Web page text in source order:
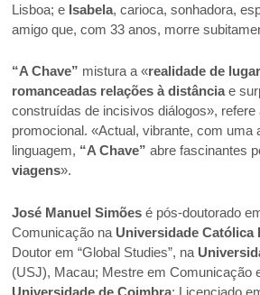
Lisboa; e Isabela, carioca, sonhadora,
amigo que, com 33 anos, morre
“A Chave” mistura a «realidade de
romanceadas relações à distânciae
construídas de incisivos diálogos», refere
promocional. «Actual, vibrante, com uma
linguagem, “A Chave” abre fascinantes
viagens».
José Manuel Simões é pós-doutorado
Comunicação na Universidade Católica
Doutor em “Global Studies”, na
(USJ), Macau; Mestre em Comunicação
Universidade de Coimbra; Licenciado